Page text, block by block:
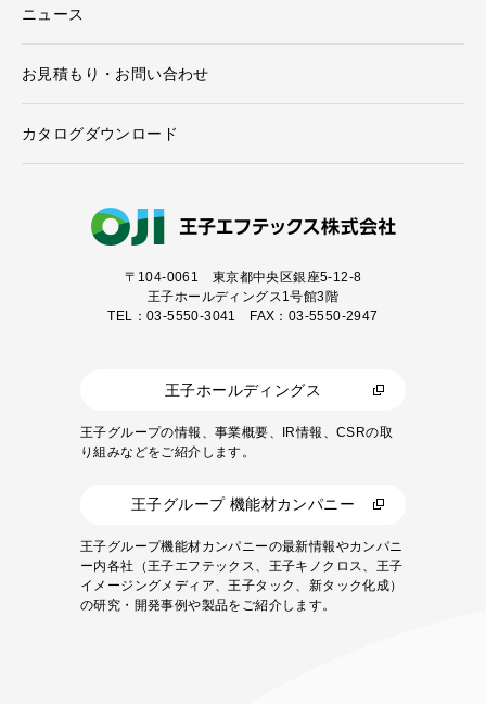
〒104-0061 東京都中央区銀座5-12-8
王子ホールディングス1号館3階
TEL：03-5550-3041 FAX：03-5550-2947
王子ホールディングス
王子グループの情報、事業概要、IR情報、CSRの取
り組みなどをご紹介します。
王子グループ 機能材カンパニー
王子グループ機能材カンパニーの最新情報やカンパニ
ー内各社（王子エフテックス、王子キノクロス、王子
イメージングメディア、王子タック、新タック化成）
の研究・開発事例や製品をご紹介します。
ニュース
お見積もり・お問い合わせ
カタログダウンロード